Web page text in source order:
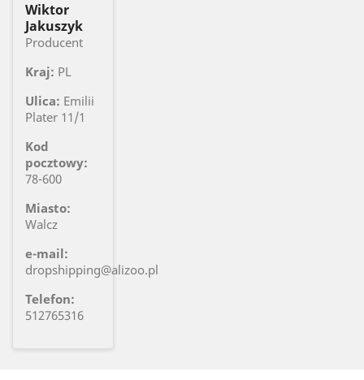
Wiktor
Jakuszyk
Producent
Kraj: PL
Ulica: Emilii
Plater 11/1
Kod
pocztowy:
78-600
Miasto:
Walcz
e-mail:
dropshipping@alizoo.pl
Telefon:
512765316